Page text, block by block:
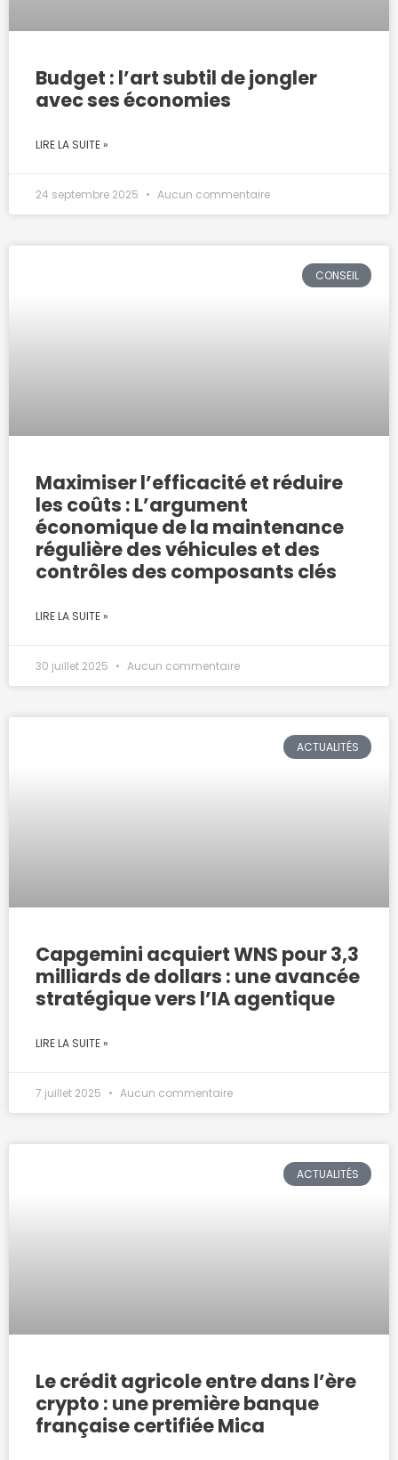
Budget : l’art subtil de jongler
avec ses économies
LIRE LA SUITE »
24 septembre 2025 Aucun commentaire
CONSEIL
Maximiser l’efficacité et réduire
les coûts : L’argument
économique de la maintenance
régulière des véhicules et des
contrôles des composants clés
LIRE LA SUITE »
30 juillet 2025 Aucun commentaire
ACTUALITÉS
Capgemini acquiert WNS pour 3,3
milliards de dollars : une avancée
stratégique vers l’IA agentique
LIRE LA SUITE »
7 juillet 2025 Aucun commentaire
ACTUALITÉS
Le crédit agricole entre dans l’ère
crypto : une première banque
française certifiée Mica